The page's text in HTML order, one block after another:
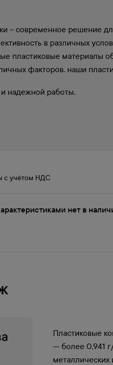
– современное решение
в различных
пластиковые материалы
факторов. наши
надежной работы.
с учётом НДС
нет в
Пластиковые
— более 0,941
металлических